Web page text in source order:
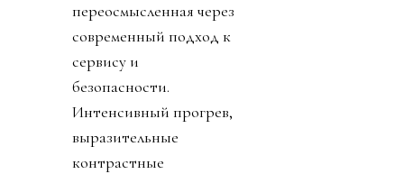
переосмысленная через
современный подход к
сервису и
безопасности.
Интенсивный прогрев,
выразительные
контрастные